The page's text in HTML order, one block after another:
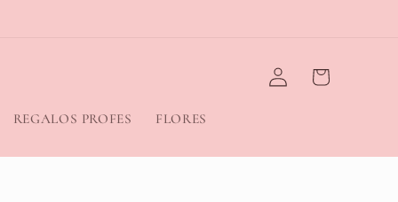
REGALOS PROFES FLORES
Iniciar
sesión
Carrito